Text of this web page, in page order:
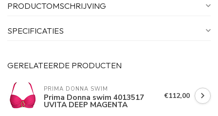
PRODUCTOMSCHRIJVING
SPECIFICATIES
GERELATEERDE PRODUCTEN
PRIMA DONNA SWIM
Prima Donna swim 4013517
UVITA DEEP MAGENTA
€112,00